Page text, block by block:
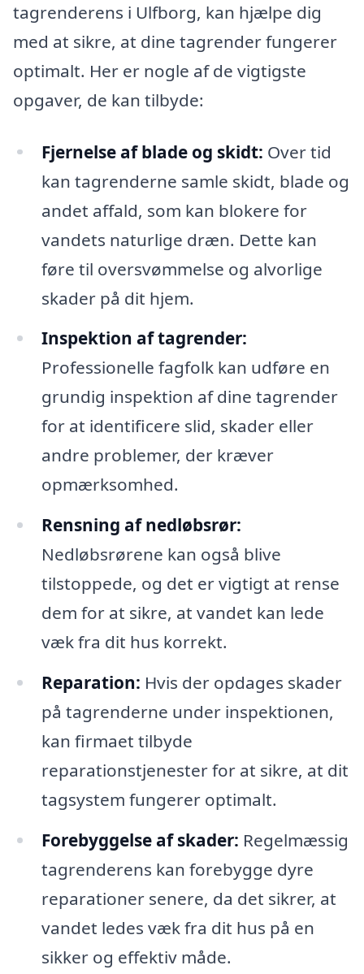
tagrenderens i Ulfborg, kan hjælpe dig
med at sikre, at dine tagrender fungerer
optimalt. Her er nogle af de vigtigste
opgaver, de kan tilbyde:
Fjernelse af blade og skidt: Over tid
kan tagrenderne samle skidt, blade og
andet affald, som kan blokere for
vandets naturlige dræn. Dette kan
føre til oversvømmelse og alvorlige
skader på dit hjem.
Inspektion af tagrender:
Professionelle fagfolk kan udføre en
grundig inspektion af dine tagrender
for at identificere slid, skader eller
andre problemer, der kræver
opmærksomhed.
Rensning af nedløbsrør:
Nedløbsrørene kan også blive
tilstoppede, og det er vigtigt at rense
dem for at sikre, at vandet kan lede
væk fra dit hus korrekt.
Reparation: Hvis der opdages skader
på tagrenderne under inspektionen,
kan firmaet tilbyde
reparationstjenester for at sikre, at dit
tagsystem fungerer optimalt.
Forebyggelse af skader: Regelmæssig
tagrenderens kan forebygge dyre
reparationer senere, da det sikrer, at
vandet ledes væk fra dit hus på en
sikker og effektiv måde.